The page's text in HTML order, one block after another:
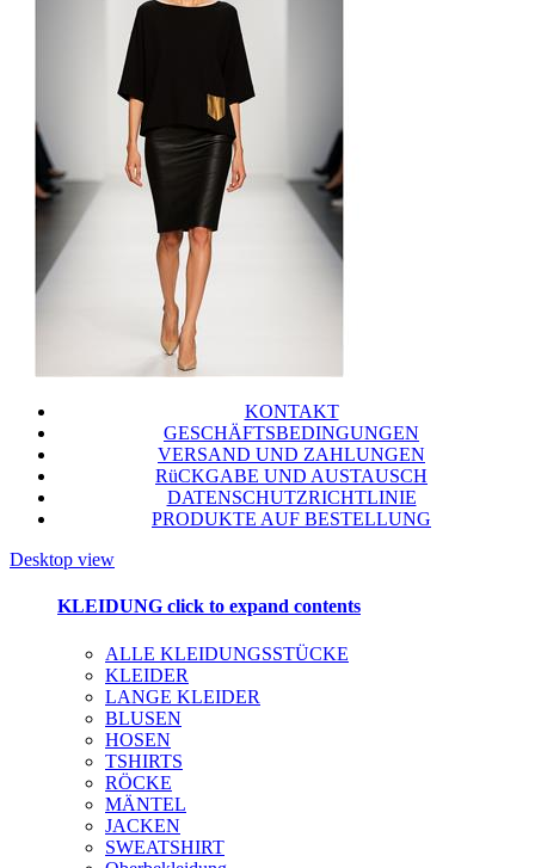
KONTAKT
GESCHÄFTSBEDINGUNGEN
VERSAND UND ZAHLUNGEN
RüCKGABE UND AUSTAUSCH
DATENSCHUTZRICHTLINIE
PRODUKTE AUF BESTELLUNG
Desktop view
KLEIDUNG click to expand contents
ALLE KLEIDUNGSSTÜCKE
KLEIDER
LANGE KLEIDER
BLUSEN
HOSEN
TSHIRTS
RÖCKE
MÄNTEL
JACKEN
SWEATSHIRT